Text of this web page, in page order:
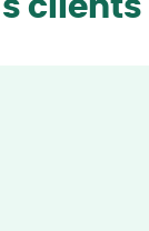
clients